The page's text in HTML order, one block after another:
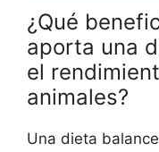
¿Qué
aporta una
el
animales?
Una dieta